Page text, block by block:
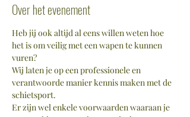
Over het evenement
Heb jij ook altijd al eens willen weten hoe
het is om veilig met een wapen te kunnen
vuren?
Wij laten je op een professionele en
verantwoorde manier kennis maken met de
schietsport.
Er zijn wel enkele voorwaarden waaraan je